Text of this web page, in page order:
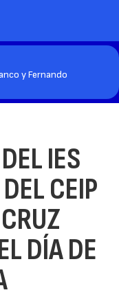
y Fernando
IES
CEIP
DÍA DE